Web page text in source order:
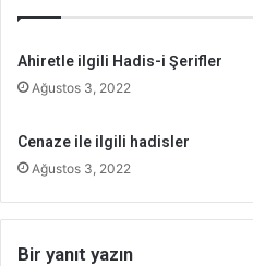
Ahiretle ilgili Hadis-i Şerifler
Ağustos 3, 2022
Cenaze ile ilgili hadisler
Ağustos 3, 2022
Bir yanıt yazın